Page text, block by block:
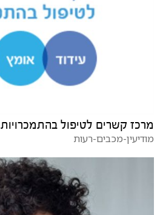
מרכז קשרים לטיפול בהתמכרויות
מודיעין-מכבים-רעות